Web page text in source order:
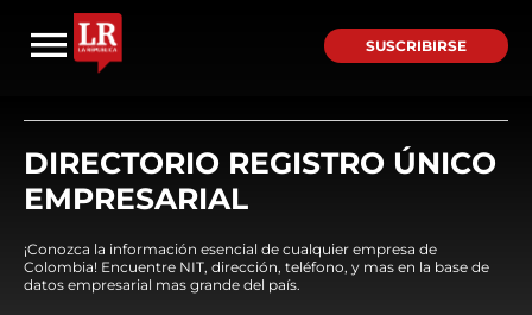
SUSCRIBIRSE
DIRECTORIO REGISTRO ÚNICO
EMPRESARIAL
¡Conozca la información esencial de cualquier empresa de
Colombia! Encuentre NIT, dirección, teléfono, y mas en la base de
datos empresarial mas grande del país.